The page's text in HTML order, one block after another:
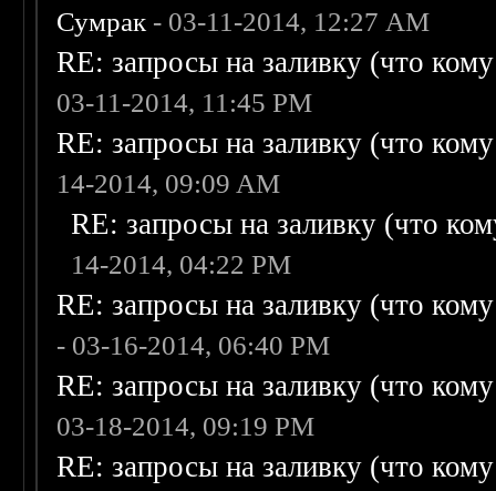
Сумрак - 03-11-2014, 12:27 AM
RE: запросы на заливку (что
03-11-2014, 11:45 PM
RE: запросы на заливку (что
14-2014, 09:09 AM
RE: запросы на заливку (что
14-2014, 04:22 PM
RE: запросы на заливку (что
- 03-16-2014, 06:40 PM
RE: запросы на заливку (что
03-18-2014, 09:19 PM
RE: запросы на заливку (что